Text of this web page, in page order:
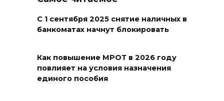
предупреждать об угрозе
БПЛА по радио
С 1 сентября 2025 снятие наличных в
банкоматах начнут блокировать
Как повышение МРОТ в 2026 году
повлияет на условия назначения
единого пособия